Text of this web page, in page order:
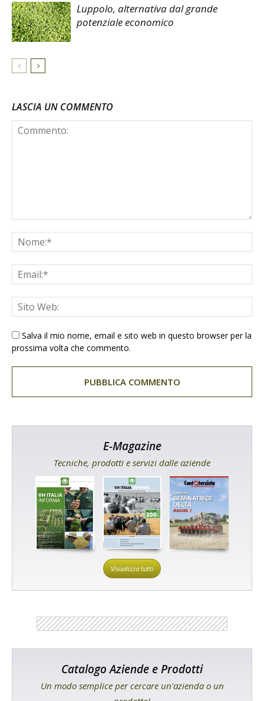
Luppolo, alternativa dal grande
potenziale economico
LASCIA UN COMMENTO
Salva il mio nome, email e sito web in questo browser per la
prossima volta che commento.
E-Magazine
Tecniche, prodotti e servizi dalle aziende
Visualizza tutti
Catalogo Aziende e Prodotti
Un modo semplice per cercare un'azienda o un